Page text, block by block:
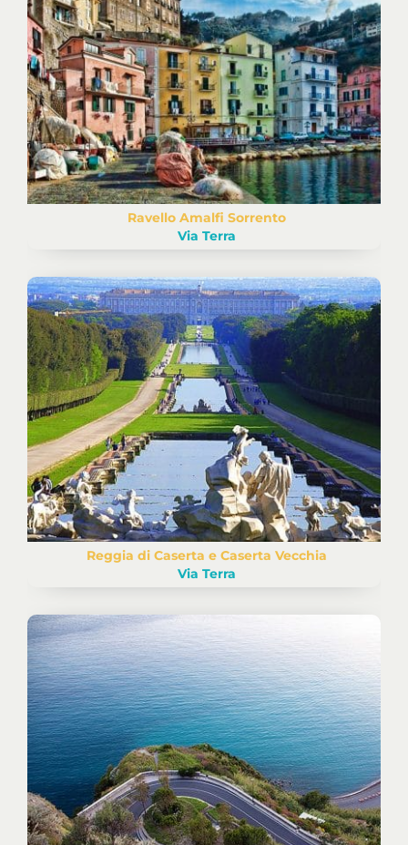
Ravello Amalfi Sorrento
Via Terra
Reggia di Caserta e Caserta Vecchia
Via Terra